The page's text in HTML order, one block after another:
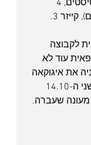
לקבוצה
עוד לא
כשבועיים ב-22.10 "תארח" חולוניה את איגוקאה